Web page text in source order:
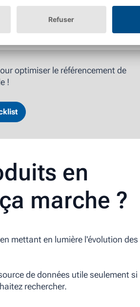
optimiser le référencement de
!
en
marche ?
en mettant en lumière l'évolution des
de données utile seulement si
rechercher.